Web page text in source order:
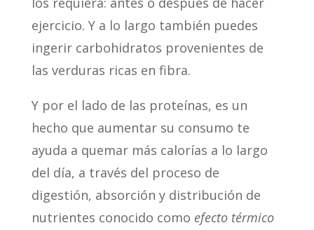
ejercicio. Y a lo largo también puedes
ingerir carbohidratos provenientes de
las verduras ricas en fibra.
Y por el lado de las proteínas, es un
hecho que aumentar su consumo te
ayuda a quemar más calorías a lo largo
del día, a través del proceso de
digestión, absorción y distribución de
nutrientes conocido como efecto térmico